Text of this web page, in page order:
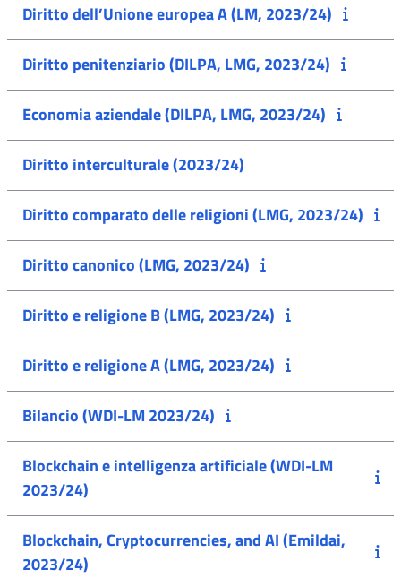
Diritto dell’Unione europea A (LM, 2023/24)
Diritto penitenziario (DILPA, LMG, 2023/24)
Economia aziendale (DILPA, LMG, 2023/24)
Diritto interculturale (2023/24)
Diritto comparato delle religioni (LMG, 2023/24)
Diritto canonico (LMG, 2023/24)
Diritto e religione B (LMG, 2023/24)
Diritto e religione A (LMG, 2023/24)
Bilancio (WDI-LM 2023/24)
Blockchain e intelligenza artificiale (WDI-LM
2023/24)
Blockchain, Cryptocurrencies, and AI (Emildai,
2023/24)